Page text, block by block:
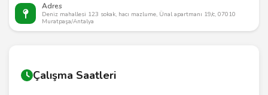
Adres
Deniz mahallesi 123 sokak, hacı mazlume, Ünal apartmanı 19/c, 07010
Muratpaşa/Antalya
Çalışma Saatleri